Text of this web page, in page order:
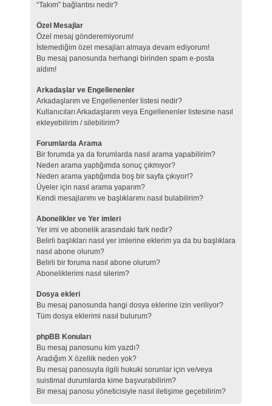
“Takım” bağlantısı nedir?
Özel Mesajlar
Özel mesaj gönderemiyorum!
İstemediğim özel mesajları almaya devam ediyorum!
Bu mesaj panosunda herhangi birinden spam e-posta
aldım!
Arkadaşlar ve Engellenenler
Arkadaşlarım ve Engellenenler listesi nedir?
Kullanıcıları Arkadaşlarım veya Engellenenler listesine nasıl
ekleyebilirim / silebilirim?
Forumlarda Arama
Bir forumda ya da forumlarda nasıl arama yapabilirim?
Neden arama yaptığımda sonuç çıkmıyor?
Neden arama yaptığımda boş bir sayfa çıkıyor!?
Üyeler için nasıl arama yaparım?
Kendi mesajlarımı ve başlıklarımı nasıl bulabilirim?
Abonelikler ve Yer imleri
Yer imi ve abonelik arasındaki fark nedir?
Belirli başlıkları nasıl yer imlerine eklerim ya da bu başlıklara
nasıl abone olurum?
Belirli bir foruma nasıl abone olurum?
Aboneliklerimi nasıl silerim?
Dosya ekleri
Bu mesaj panosunda hangi dosya eklerine izin veriliyor?
Tüm dosya eklerimi nasıl bulurum?
phpBB Konuları
Bu mesaj panosunu kim yazdı?
Aradığım X özellik neden yok?
Bu mesaj panosuyla ilgili hukuki sorunlar için ve/veya
suistimal durumlarda kime başvurabilirim?
Bir mesaj panosu yöneticisiyle nasıl iletişime geçebilirim?